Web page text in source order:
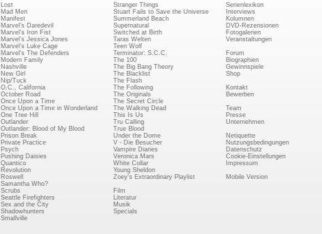
Lost
Mad Men
Manifest
Marvel's Daredevil
Marvel's Iron Fist
Marvel's Jessica Jones
Marvel's Luke Cage
Marvel's The Defenders
Modern Family
Nashville
New Girl
Nip/Tuck
O.C., California
October Road
Once Upon a Time
Once Upon a Time in Wonderland
One Tree Hill
Outlander
Outlander: Blood of My Blood
Prison Break
Private Practice
Psych
Pushing Daisies
Quantico
Revolution
Roswell
Samantha Who?
Scrubs
Seattle Firefighters
Sex and the City
Shadowhunters
Smallville
Stranger Things
Stuart Fails to Save the Universe
Summerland Beach
Supernatural
Switched at Birth
Taras Welten
Teen Wolf
Terminator: S.C.C.
The 100
The Big Bang Theory
The Blacklist
The Flash
The Following
The Originals
The Secret Circle
The Walking Dead
This Is Us
Tru Calling
True Blood
Under the Dome
V - Die Besucher
Vampire Diaries
Veronica Mars
White Collar
Young Sheldon
Zoey's Extraordinary Playlist
Film
Literatur
Musik
Specials
Serienlexikon
Interviews
Kolumnen
DVD-Rezensionen
Fotogalerien
Veranstaltungen
Forum
Biographien
Gewinnspiele
Shop
Kontakt
Bewerben
Team
Presse
Unternehmen
Netiquette
Nutzungsbedingungen
Datenschutz
Cookie-Einstellungen
Impressum
Mobile Version